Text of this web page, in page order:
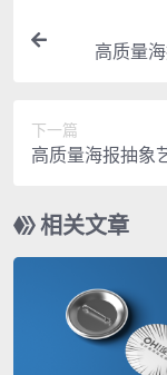
高质量
下一篇
高质量海报抽象
相关文章